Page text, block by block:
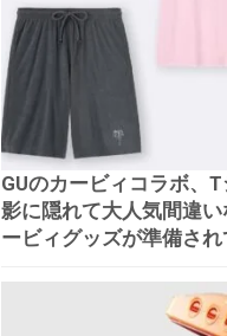
GUのカービィコラボ、
影に隠れて大人気間違い
ービィグッズが準備され